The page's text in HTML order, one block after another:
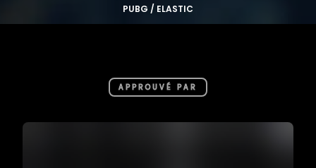
PUBG / ELASTIC
APPROUVÉ PAR